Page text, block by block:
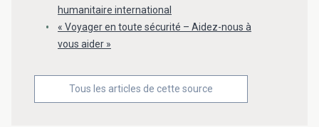
humanitaire international
« Voyager en toute sécurité – Aidez-nous à
vous aider »
Tous les articles de cette source